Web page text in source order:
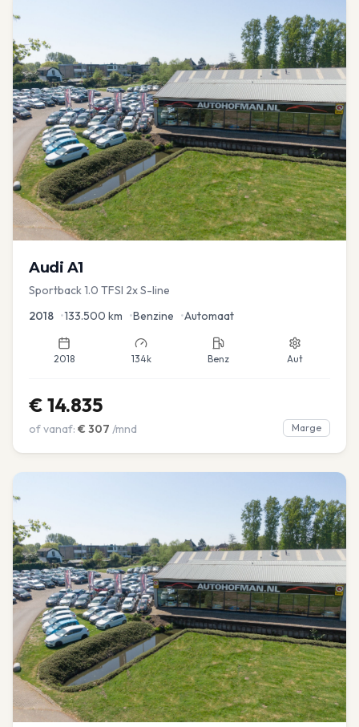
Audi A1
Sportback 1.0 TFSI 2x S-line
2018 •133.500 km •Benzine •Automaat
2018 134k Benz Aut
€ 14.835
of vanaf: € 307 /mnd Marge